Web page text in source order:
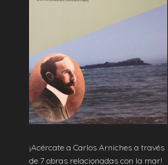
¡Acércate a Carlos Arniches a través
de 7 obras relacionadas con la mar!